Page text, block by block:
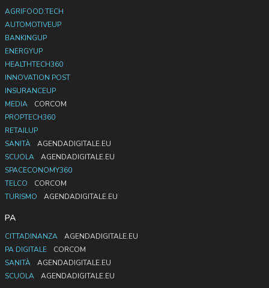
AGRIFOOD.TECH
AUTOMOTIVEUP
BANKINGUP
ENERGYUP
HEALTHTECH360
INNOVATION POST
INSURANCEUP
MEDIA
CORCOM
PROPTECH360
RETAILUP
SANITÀ
AGENDADIGITALE.EU
SCUOLA
AGENDADIGITALE.EU
SPACECONOMY360
TELCO
CORCOM
TURISMO
AGENDADIGITALE.EU
PA
CITTADINANZA
AGENDADIGITALE.EU
PA DIGITALE
CORCOM
SANITÀ
AGENDADIGITALE.EU
SCUOLA
AGENDADIGITALE.EU